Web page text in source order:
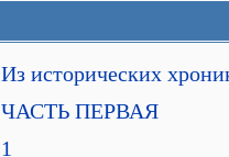
Из исторических
ЧАСТЬ ПЕРВАЯ
1